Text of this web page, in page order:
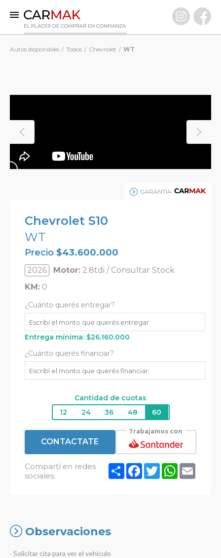
CLIENTES
PREGUNTAS FRECUENTES
Autos disponibles Todos Chevrolet WT
GARANTÍA
Chevrolet S10
WT
Precio $43.600.000
2026 Motor: 2.8tdi / Consultar Stock
KM: 0
¿Cuánto querés entregar?
Entrega mínima: $26.160.000
¿Cuánto querés financiar?
Cantidad de cuotas
12
24 36 48 60
CONTACTATE
Trabajamos con
Compartí en redes
sociales:
CompartirFacebook
TwitterWhatsApp
Observaciones
· Solicitar cita para ver el vehiculo